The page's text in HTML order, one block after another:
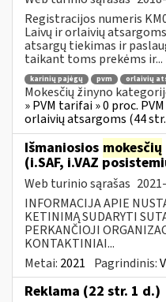
Registracijos numeris
Laivų ir orlaivių
atsargų tiekimas ir
taikant toms prekėms ir...
karinių pajėgų pvm orlaivių
Mokesčių žinyno
» PVM tarifai » 0 proc.
orlaivių atsargoms (44
Išmaniosios mokesčių
(i.SAF, i.VAZ
Web turinio sąrašas
INFORMACIJA APIE
KETINIMĄ SUDARYTI
PERKANČIOJI
KONTAKTINIAI...
Metai: 2021 Pagrindinis:
Reklama (22 str. 1 d.)